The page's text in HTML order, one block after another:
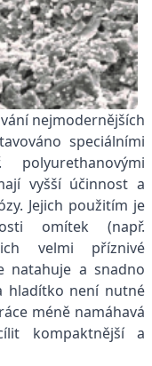
nejmodernějších
speciálními
vyšší účinnost a
Jejich použitím je
omítek (např.
velmi příznivé
natahuje a snadno
hladítko není nutné
méně namáhavá
kompaktnější a